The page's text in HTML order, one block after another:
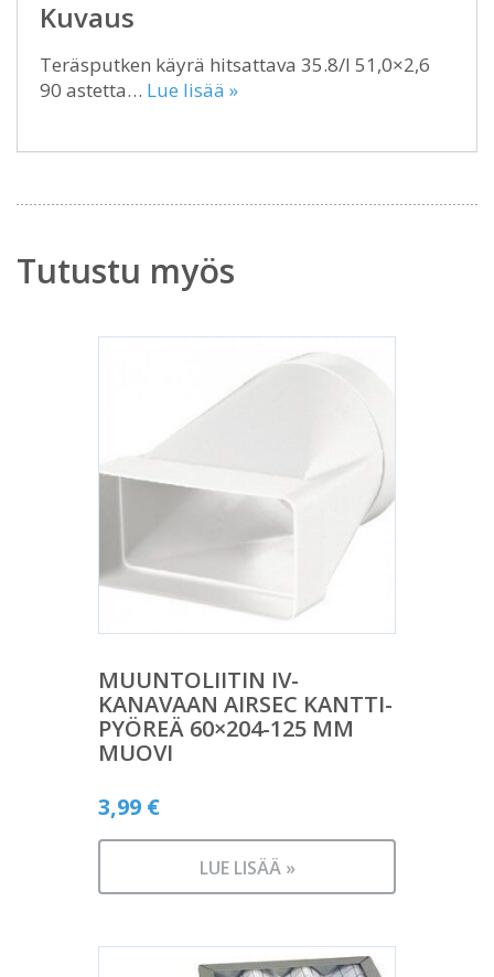
Kuvaus
Teräsputken käyrä hitsattava 35.8/I 51,0×2,6
90 astetta… Lue lisää »
Tutustu myös
MUUNTOLIITIN IV-
KANAVAAN AIRSEC KANTTI-
PYÖREÄ 60×204-125 MM
MUOVI
3,99 €
LUE LISÄÄ »